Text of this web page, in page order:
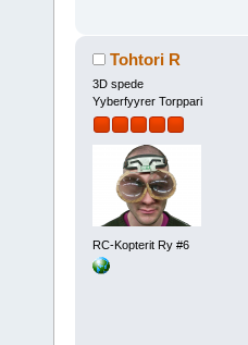
Tohtori R
3D spede
Yyberfyyrer Torppari
RC-Kopterit Ry #6